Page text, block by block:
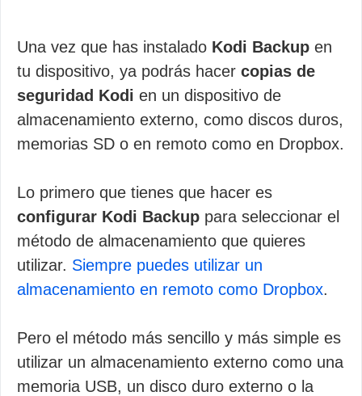
Una vez que has instalado Kodi Backup en
tu dispositivo, ya podrás hacer copias de
seguridad Kodi en un dispositivo de
almacenamiento externo, como discos duros,
memorias SD o en remoto como en Dropbox.
Lo primero que tienes que hacer es
configurar Kodi Backup para seleccionar el
método de almacenamiento que quieres
utilizar. Siempre puedes utilizar un
almacenamiento en remoto como Dropbox.
Pero el método más sencillo y más simple es
utilizar un almacenamiento externo como una
memoria USB, un disco duro externo o la